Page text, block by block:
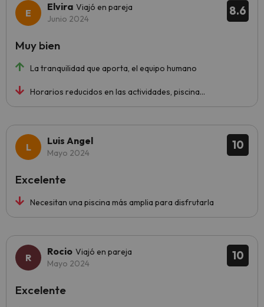
8.6
Elvira Viajó en pareja
Junio 2024
La tranquilidad que aporta, el equipo humano
Horarios reducidos en las actividades, piscina...
Muy bien
10
Luis Angel
Mayo 2024
Necesitan una piscina más amplia para disfrutarla
Excelente
10
Rocio Viajó en pareja
Mayo 2024
Excelente